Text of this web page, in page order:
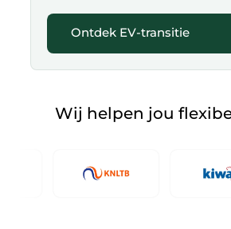
Ontdek EV-transitie
Wij helpen jou